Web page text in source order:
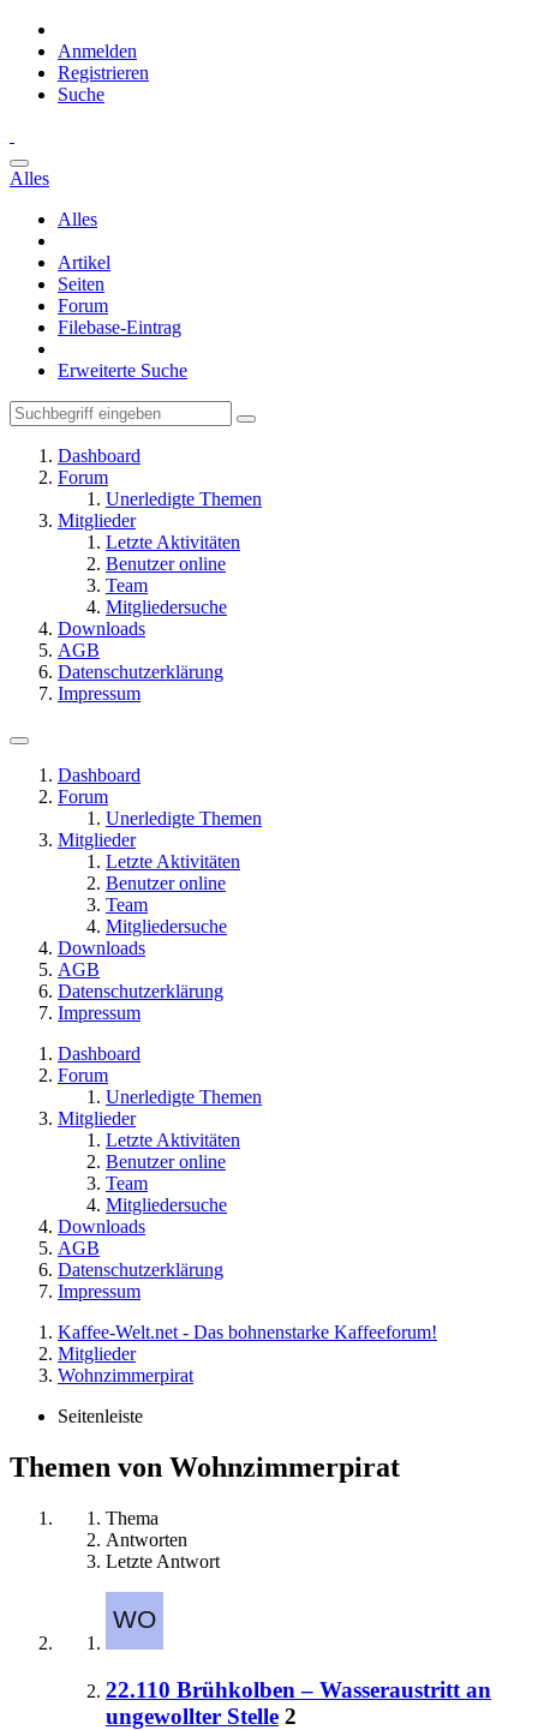
Anmelden
Registrieren
Suche
Alles
Alles
Artikel
Seiten
Forum
Filebase-Eintrag
Erweiterte Suche
Dashboard
Forum
Unerledigte Themen
Mitglieder
Letzte Aktivitäten
Benutzer online
Team
Mitgliedersuche
Downloads
AGB
Datenschutzerklärung
Impressum
Dashboard
Forum
Unerledigte Themen
Mitglieder
Letzte Aktivitäten
Benutzer online
Team
Mitgliedersuche
Downloads
AGB
Datenschutzerklärung
Impressum
Dashboard
Forum
Unerledigte Themen
Mitglieder
Letzte Aktivitäten
Benutzer online
Team
Mitgliedersuche
Downloads
AGB
Datenschutzerklärung
Impressum
Kaffee-Welt.net - Das bohnenstarke Kaffeeforum!
Mitglieder
Wohnzimmerpirat
Seitenleiste
Themen von Wohnzimmerpirat
Thema
Antworten
Letzte Antwort
22.110 Brühkolben – Wasseraustritt an
ungewollter Stelle 2